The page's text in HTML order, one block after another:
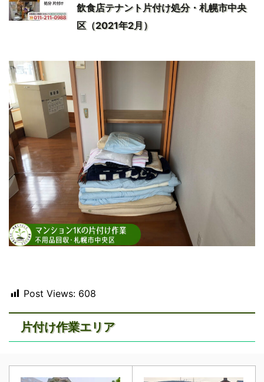
飲食店テナント片付け処分・札幌市中央
区（2021年2月）
Post Views: 608
片付け作業エリア